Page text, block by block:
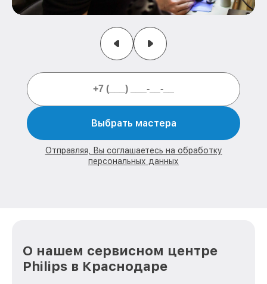
Выбрать мастера
Отправляя, Вы соглашаетесь на обработку
персональных данных
О нашем сервисном центре
Philips в Краснодаре